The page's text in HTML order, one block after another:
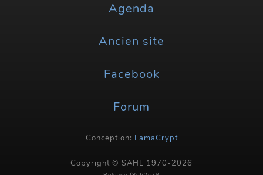
Agenda
Ancien site
Facebook
Forum
Conception: LamaCrypt
Copyright © SAHL 1970-2026